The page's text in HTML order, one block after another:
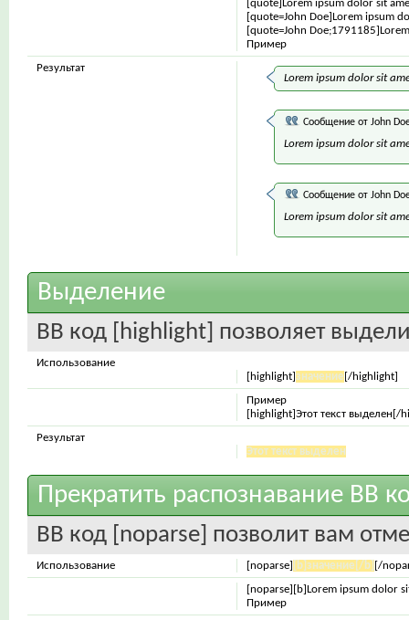
[quote]Lorem ipsum dolor sit
[quote=John Doe]Lorem ipsum
[quote=John
Пример
Lorem ipsum dolor sit
Сообщение от John
Lorem ipsum dolor sit
Сообщение от John
Lorem ipsum dolor sit
Результат
Выделение
BB код [highlight] позволяет
Использование
[highlight]значение [/highlight]
Пример
[highlight]Этот текст выделен[/
Результат
Этот текст выделен
Прекратить распознавание BB
BB код [noparse] позволит вам
[noparse] [b]значение[/b] [/
Использование
[noparse][b]Lorem ipsum dolor
Пример